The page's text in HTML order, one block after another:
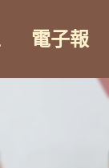
電子報